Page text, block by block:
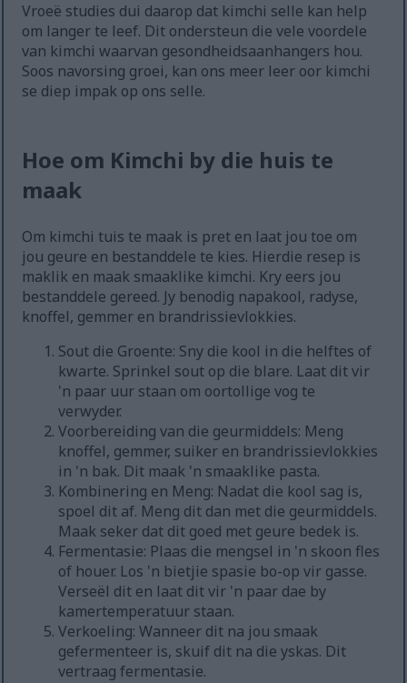
Vroeë studies dui daarop dat kimchi selle kan help
om langer te leef. Dit ondersteun die vele voordele
van kimchi waarvan gesondheidsaanhangers hou.
Soos navorsing groei, kan ons meer leer oor kimchi
se diep impak op ons selle.
Hoe om Kimchi by die huis te
maak
Om kimchi tuis te maak is pret en laat jou toe om
jou geure en bestanddele te kies. Hierdie resep is
maklik en maak smaaklike kimchi. Kry eers jou
bestanddele gereed. Jy benodig napakool, radyse,
knoffel, gemmer en brandrissievlokkies.
Sout die Groente: Sny die kool in die helftes of
kwarte. Sprinkel sout op die blare. Laat dit vir
'n paar uur staan om oortollige vog te
verwyder.
Voorbereiding van die geurmiddels: Meng
knoffel, gemmer, suiker en brandrissievlokkies
in 'n bak. Dit maak 'n smaaklike pasta.
Kombinering en Meng: Nadat die kool sag is,
spoel dit af. Meng dit dan met die geurmiddels.
Maak seker dat dit goed met geure bedek is.
Fermentasie: Plaas die mengsel in 'n skoon fles
of houer. Los 'n bietjie spasie bo-op vir gasse.
Verseël dit en laat dit vir 'n paar dae by
kamertemperatuur staan.
Verkoeling: Wanneer dit na jou smaak
gefermenteer is, skuif dit na die yskas. Dit
vertraag fermentasie.